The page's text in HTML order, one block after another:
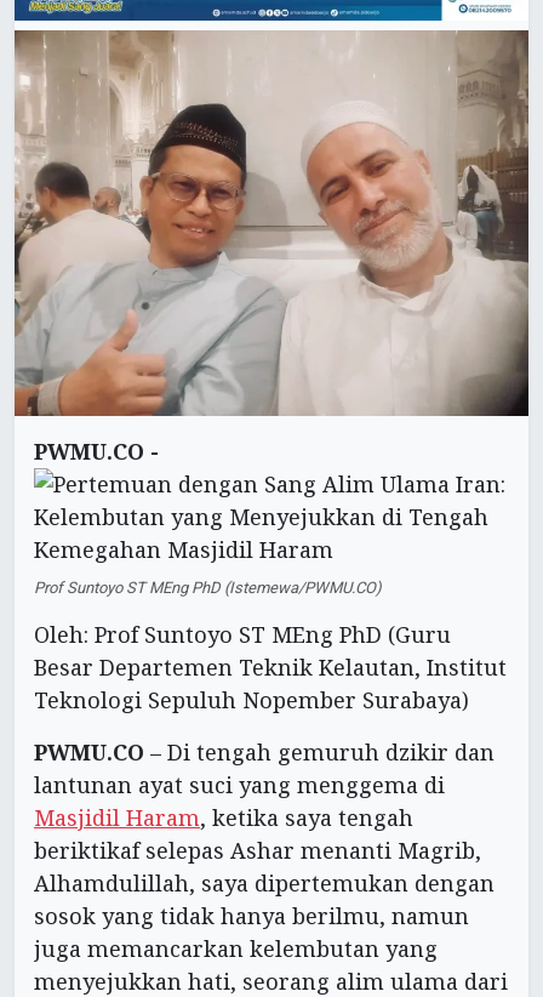
PWMU.CO -
Prof Suntoyo ST MEng PhD (Istemewa/PWMU.CO)
Oleh: Prof Suntoyo ST MEng PhD (Guru
Besar Departemen Teknik Kelautan, Institut
Teknologi Sepuluh Nopember Surabaya)
PWMU.CO – Di tengah gemuruh dzikir dan
lantunan ayat suci yang menggema di
Masjidil Haram, ketika saya tengah
beriktikaf selepas Ashar menanti Magrib,
Alhamdulillah, saya dipertemukan dengan
sosok yang tidak hanya berilmu, namun
juga memancarkan kelembutan yang
menyejukkan hati, seorang alim ulama dari